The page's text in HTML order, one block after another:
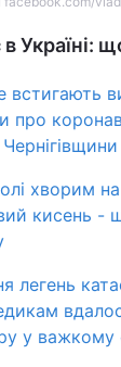
Україні:
встигають
про
хворим
кисень -
легень
у важкому